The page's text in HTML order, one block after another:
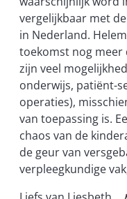
vergelijkbaar met
in Nederland.
toekomst nog meer
zijn veel
onderwijs, patiënt-
operaties),
van toepassing is.
chaos van de
de geur van
verpleegkundige